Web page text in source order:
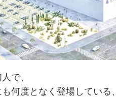
で、
何度となく登場している、